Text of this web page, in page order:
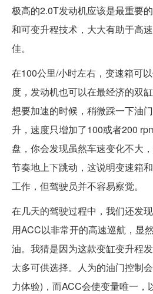
极高的2.0T发动机应该是最重要
和可变升程技术，大大有助于高
佳。
在100公里/小时左右，变速箱可
度，发动机也可以在最经济的双
想要加速的时候，稍微踩一下油
升，速度只增加了100或者200
盘，你会发现虽然车速变化不大
节奏地上下跳动，这说明变速箱
工作，但驾驶员并不容易察觉。
在几天的驾驶过程中，我们还发
用ACC以非常开的高速巡航，显
油。我猜是因为这款变缸变升程
太多可供选择。人为的油门控制
力体验)，而ACC会使变量唯一，